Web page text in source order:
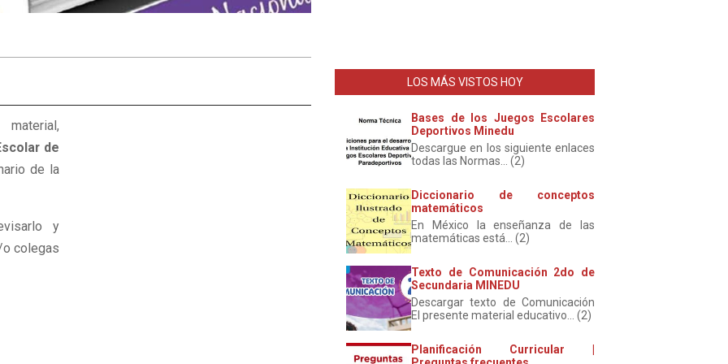
de
de la
y
colegas
LOS MÁS VISTOS HOY
Bases de los Juegos Escolares
Deportivos Minedu
Descargue en los siguiente enlaces
todas las Normas... (2)
Diccionario de conceptos
matemáticos
En México la enseñanza de las
matemáticas está... (2)
Texto de Comunicación 2do de
Secundaria MINEDU
Descargar texto de Comunicación
El presente material educativo... (2)
Planificación Curricular |